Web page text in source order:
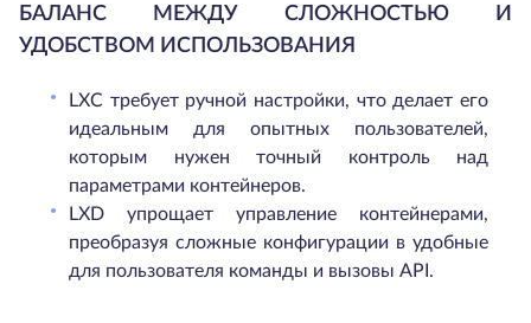
БАЛАНС МЕЖДУ СЛОЖНОСТЬЮ И
УДОБСТВОМ ИСПОЛЬЗОВАНИЯ
LXC требует ручной настройки, что делает его
идеальным для опытных пользователей,
которым нужен точный контроль над
параметрами контейнеров.
LXD упрощает управление контейнерами,
преобразуя сложные конфигурации в удобные
для пользователя команды и вызовы API.